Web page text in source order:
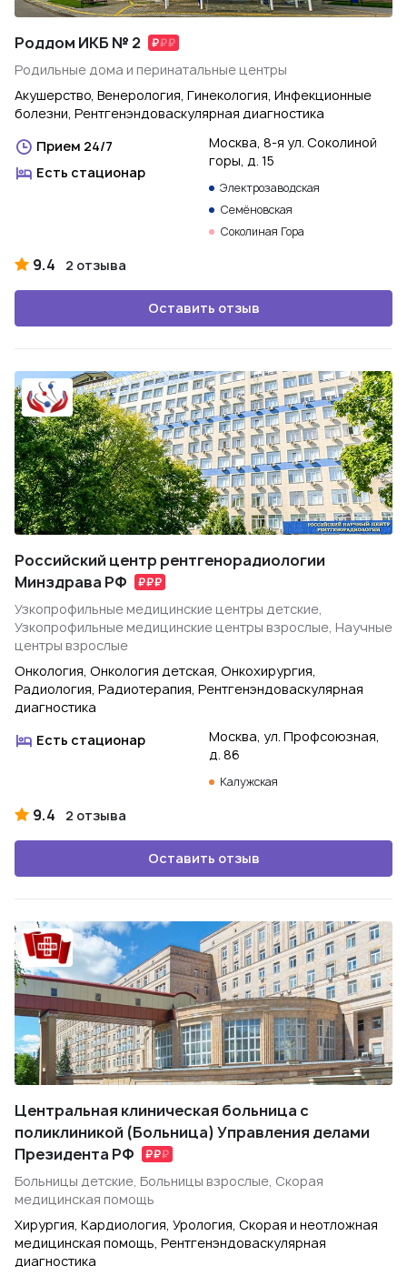
Роддом ИКБ № 2
Родильные дома и перинатальные центры
Акушерство, Венерология, Гинекология, Инфекционные
болезни, Рентгенэндоваскулярная диагностика
Прием 24/7
Есть стационар
Москва, 8-я ул. Соколиной
горы, д. 15
Электрозаводская
Семёновская
Соколиная Гора
9.4 2 отзыва
Оставить отзыв
Российский центр рентгенорадиологии
Минздрава РФ
Узкопрофильные медицинские центры детские,
Узкопрофильные медицинские центры взрослые, Научные
центры взрослые
Онкология, Онкология детская, Онкохирургия,
Радиология, Радиотерапия, Рентгенэндоваскулярная
диагностика
Есть стационар
Москва, ул. Профсоюзная,
д. 86
Калужская
9.4 2 отзыва
Оставить отзыв
Центральная клиническая больница с
поликлиникой (Больница) Управления делами
Президента РФ
Больницы детские, Больницы взрослые, Скорая
медицинская помощь
Хирургия, Кардиология, Урология, Скорая и неотложная
медицинская помощь, Рентгенэндоваскулярная
диагностика